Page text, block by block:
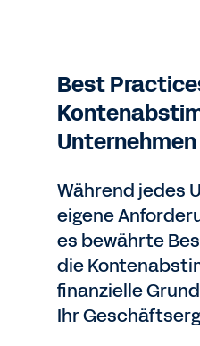
Best
Unternehmen
Während jedes
eigene
es bewährte
die
finanzielle
Ihr